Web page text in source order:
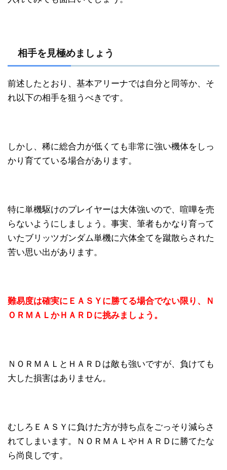
相手を見極めましょう
前述したとおり、基本アリーナでは自分と同等か、そ
れ以下の相手を狙うべきです。
しかし、稀に総合力が低くても非常に強い機体をしっ
かり育てている場合があります。
特に単機駆けのプレイヤーは大体強いので、喧嘩を売
らないようにしましょう。事実、筆者もかなり育って
いたブリッツガンダム単機に六体全てを蹴散らされた
苦い思い出があります。
難易度は確実にＥＡＳＹに勝てる場合でない限り、Ｎ
ＯＲＭＡＬかＨＡＲＤに挑みましょう。
ＮＯＲＭＡＬとＨＡＲＤは敵も強いですが、負けても
大した損害はありません。
むしろＥＡＳＹに負けた方が持ち点をごっそり減らさ
れてしまいます。ＮＯＲＭＡＬやＨＡＲＤに勝てたな
ら尚良しです。